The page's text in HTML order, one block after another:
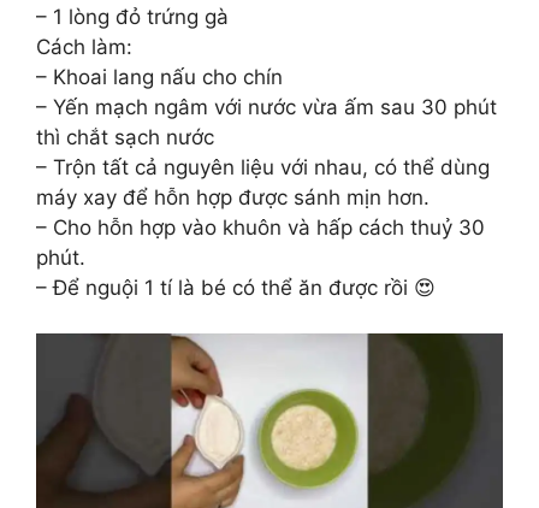
– 1 lòng đỏ trứng gà
Cách làm:
– Khoai lang nấu cho chín
– Yến mạch ngâm với nước vừa ấm sau 30 phút
thì chắt sạch nước
– Trộn tất cả nguyên liệu với nhau, có thể dùng
máy xay để hỗn hợp được sánh mịn hơn.
– Cho hỗn hợp vào khuôn và hấp cách thuỷ 30
phút.
– Để nguội 1 tí là bé có thể ăn được rồi 😍